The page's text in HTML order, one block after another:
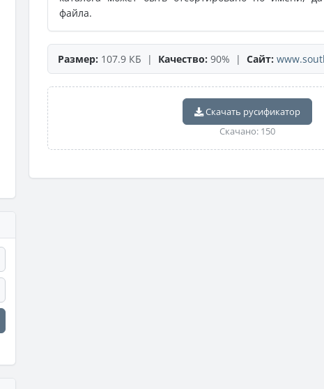
файла.
Размер: 107.9 КБ | Качество: 90% | Сайт:
Скачать русификатор
Скачано: 150